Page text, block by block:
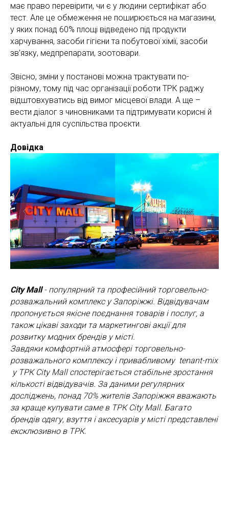
має право перевірити, чи є у людини сертифікат або
тест. Але це обмеження не поширюється на магазини,
у яких понад 60% площі відведено під продукти
харчування, засоби гігієни та побутової хімії, засоби
зв’язку, медпрепарати, зоотовари.
Звісно, зміни у постанові можна трактувати по-
різному, тому під час організації роботи ТРК раджу
відштовхуватись від вимог місцевої влади. А ще –
вести діалог з чиновниками та підтримувати корисні й
актуальні для суспільства проєкти.
Довідка
City Mall- популярний та професійний торговельно-
розважальний комплекс у Запоріжжі. Відвідувачам
пропонується якісне поєднання товарів і послуг, а
також цікаві заходи та маркетингові акції для
розвитку модних брендів у місті.
Завдяки комфортній атмосфері торговельно-
розважального комплексу і привабливому tenant-mix
у ТРК City Mall спостерігається стабільне зростання
кількості відвідувачів. За даними регулярних
досліджень, понад 70% жителів Запоріжжя вважають
за краще купувати саме в ТРК City Mall. Багато
брендів одягу, взуття і аксесуарів у місті представлені
ексклюзивно в ТРК.